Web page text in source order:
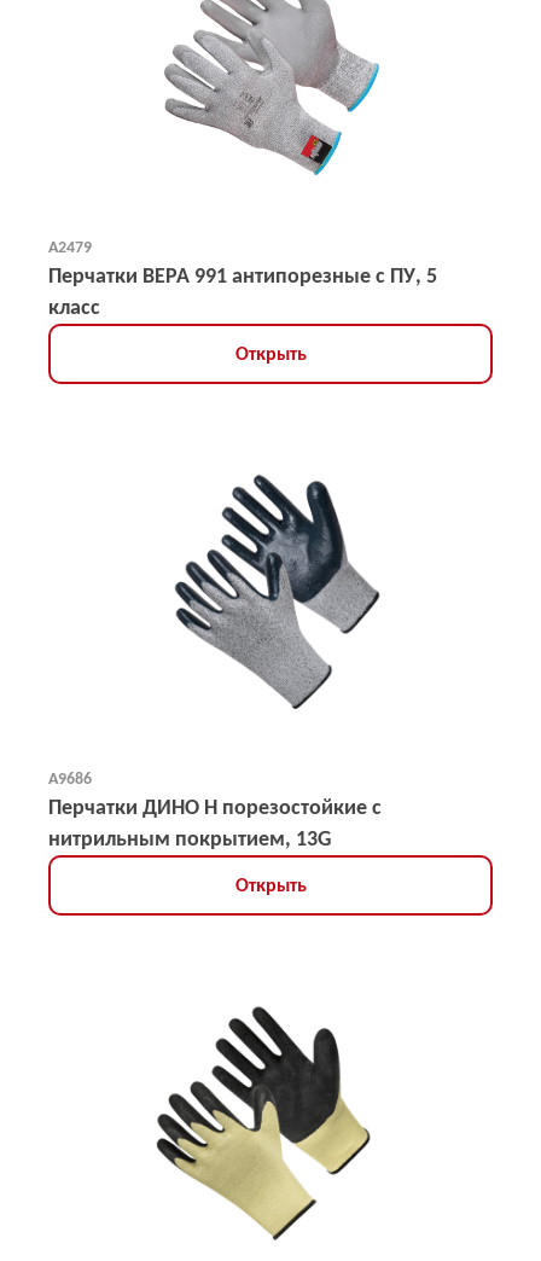
А2479
Перчатки ВЕРА 991 антипорезные с ПУ, 5
класс
Открыть
А9686
Перчатки ДИНО Н порезостойкие с
нитрильным покрытием, 13G
Открыть